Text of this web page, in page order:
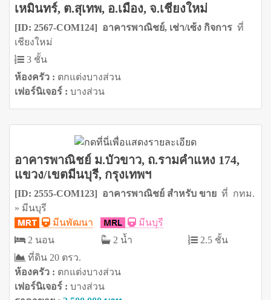
เหมินทร์, ต.สุเทพ, อ.เมือง, จ.เชียงใหม่
[ID: 2567-COM124] อาคารพาณิชย์, เช่า/เซ้ง กิจการ ที่
เชียงใหม่
3 ชั้น
ห้องครัว : ตกแต่งบางส่วน
เฟอร์นิเจอร์ : บางส่วน
อาคารพาณิชย์ ม.บัวขาว, ถ.รามคำแหง 174,
แขวง/เขตมีนบุรี, กรุงเทพฯ
[ID: 2555-COM123] อาคารพาณิชย์ สำหรับ ขาย ที่ กทม.
» มีนบุรี
มีนพัฒนา
มีนบุรี
2 นอน
2 น้ำ
2.5 ชั้น
ที่ดิน 20 ตรว.
ห้องครัว : ตกแต่งบางส่วน
เฟอร์นิเจอร์ : บางส่วน